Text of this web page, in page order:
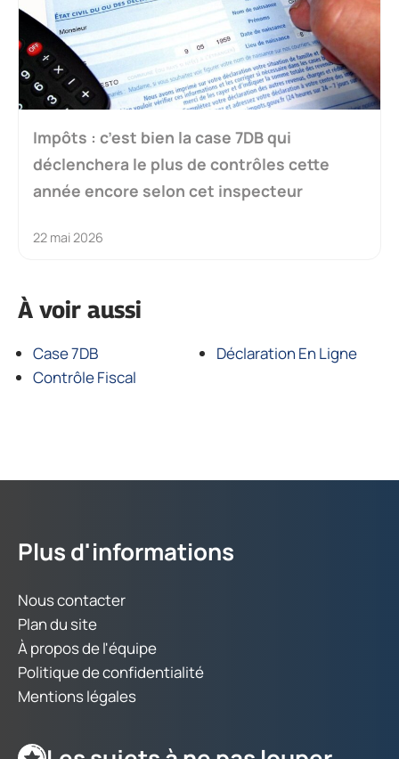
Impôts : c’est bien la case 7DB qui
déclenchera le plus de contrôles cette
année encore selon cet inspecteur
22 mai 2026
À voir aussi
Case 7DB
Contrôle Fiscal
Déclaration En Ligne
Plus d'informations
Nous contacter
Plan du site
À propos de l'équipe
Politique de confidentialité
Mentions légales